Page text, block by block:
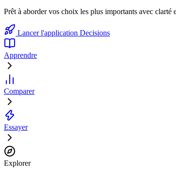
Prêt à aborder vos choix les plus importants avec
Lancer l'application Decisions
Apprendre
Comparer
Essayer
Explorer